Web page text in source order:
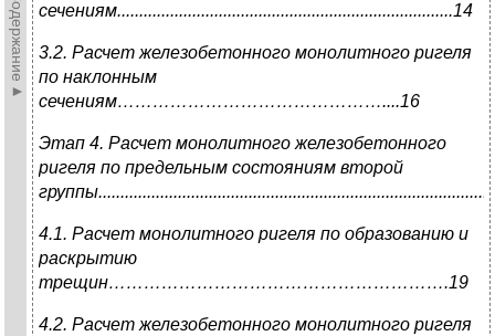
►Содержание►
сечениям............................................................................14
3.2. Расчет железобетонного монолитного ригеля
по наклонным
сечениям………………………………………....16
Этап 4. Расчет монолитного железобетонного
ригеля по предельным состояниям второй
4.1. Расчет монолитного ригеля по образованию и
раскрытию
трещин………………………………………………….19
4.2. Расчет железобетонного монолитного ригеля